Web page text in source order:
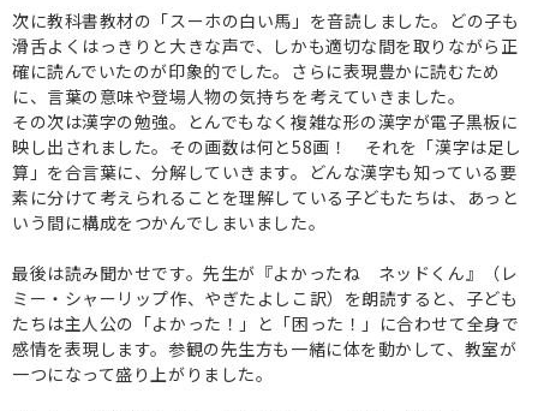
次に教科書教材の「スーホの白い馬」を音読しました。どの子も
滑舌よくはっきりと大きな声で、しかも適切な間を取りながら正
確に読んでいたのが印象的でした。さらに表現豊かに読むため
に、言葉の意味や登場人物の気持ちを考えていきました。
その次は漢字の勉強。とんでもなく複雑な形の漢字が電子黒板に
映し出されました。その画数は何と58画！ それを「漢字は足し
算」を合言葉に、分解していきます。どんな漢字も知っている要
素に分けて考えられることを理解している子どもたちは、あっと
いう間に構成をつかんでしまいました。
最後は読み聞かせです。先生が『よかったね ネッドくん』（レ
ミー・シャーリップ作、やぎたよしこ訳）を朗読すると、子ども
たちは主人公の「よかった！」と「困った！」に合わせて全身で
感情を表現します。参観の先生方も一緒に体を動かして、教室が
一つになって盛り上がりました。